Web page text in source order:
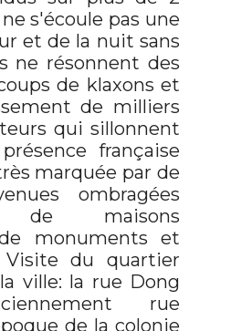
s'écoule pas une
et de la nuit sans
ne résonnent des
de klaxons et
de milliers
qui sillonnent
française
marquée par de
ombragées
de maisons
monuments et
du quartier
ville: la rue Dong
rue
de la colonie